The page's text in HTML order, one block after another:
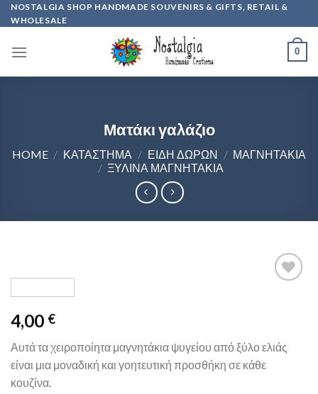
Skip
to
NOSTALGIA SHOP HANDMADE SOUVENIRS & GIFTS, RETAIL &
WHOLESALE
0
Ματάκι γαλάζιο
HOME / ΚΑΤΆΣΤΗΜΑ / ΕΊΔΗ ΔΏΡΩΝ / ΜΑΓΝΗΤΆΚΙΑ
/ ΞΎΛΙΝΑ ΜΑΓΝΗΤΆΚΙΑ
4,00 €
Αυτά τα χειροποίητα μαγνητάκια ψυγείου από ξύλο ελιάς
είναι μια μοναδική και γοητευτική προσθήκη σε κάθε
κουζίνα.